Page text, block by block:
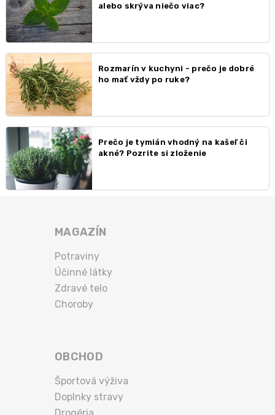
alebo skrýva niečo viac?
Rozmarín v kuchyni - prečo je dobré
ho mať vždy po ruke?
Prečo je tymián vhodný na kašeľ či
akné? Pozrite si zloženie
MAGAZÍN
Potraviny
Účinné látky
Zdravé telo
Choroby
OBCHOD
Športová výživa
Doplnky stravy